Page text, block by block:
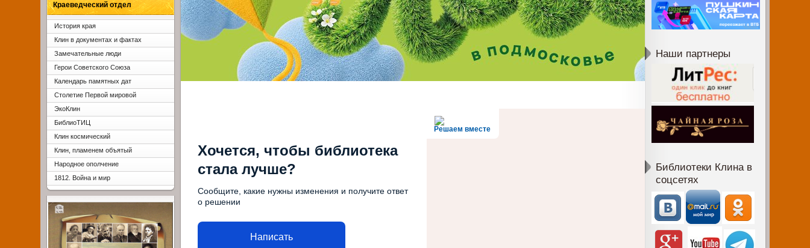
Решаем вместе
Хочется, чтобы библиотека
стала лучше?
Сообщите, какие нужны изменения и получите ответ
о решении
Написать
Наши партнеры
Библиотеки Клина в
соцсетях
Краеведческий отдел
История края
Клин в документах и фактах
Замечательные люди
Герои Советского Союза
Календарь памятных дат
Столетие Первой мировой
ЭкоКлин
БиблиоТИЦ
Клин космический
Клин, пламенем объятый
Народное ополчение
1812. Война и мир